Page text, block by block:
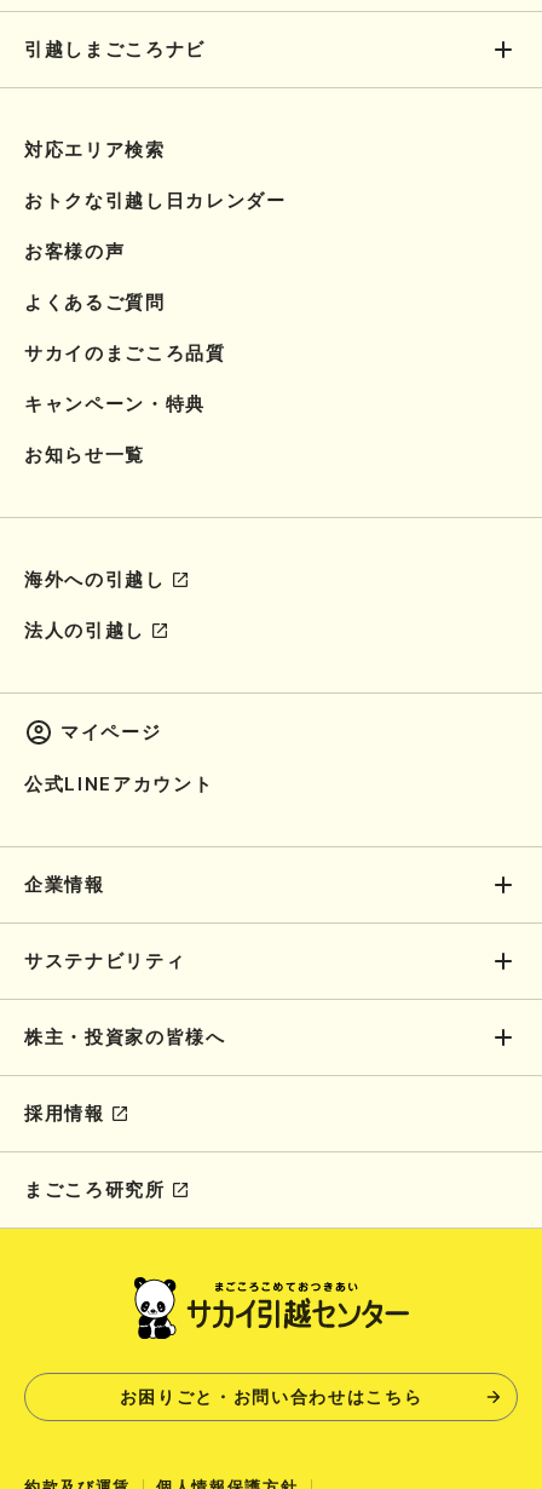
引越しまごころナビ
対応エリア検索
おトクな引越し日カレンダー
お客様の声
よくあるご質問
サカイのまごころ品質
キャンペーン・特典
お知らせ一覧
海外への引越し
法人の引越し
マイページ
公式LINEアカウント
企業情報
サステナビリティ
株主・投資家の皆様へ
採用情報
まごころ研究所
お困りごと・お問い合わせはこちら